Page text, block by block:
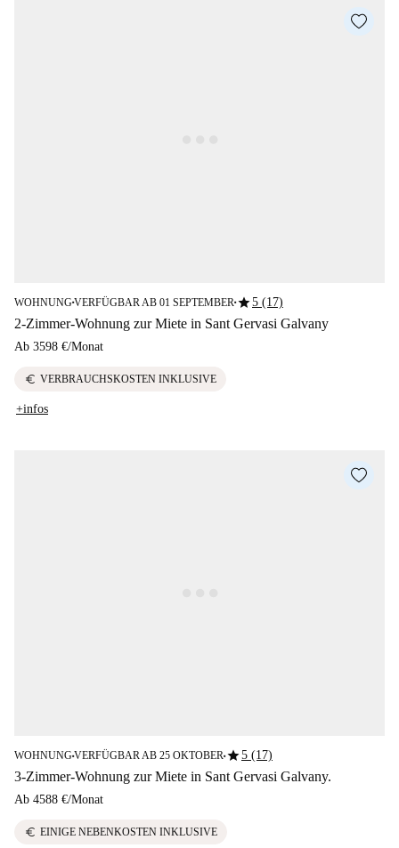
WOHNUNG■VERFÜGBAR AB 01 SEPTEMBER■star5 (17)
2-Zimmer-Wohnung zur Miete in Sant Gervasi Galvany
Ab 3598 €/Monat
euro VERBRAUCHSKOSTEN INKLUSIVE
+infos
WOHNUNG■VERFÜGBAR AB 25 OKTOBER■star5 (17)
3-Zimmer-Wohnung zur Miete in Sant Gervasi Galvany.
Ab 4588 €/Monat
euro EINIGE NEBENKOSTEN INKLUSIVE